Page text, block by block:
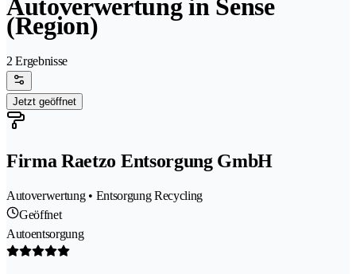
Autoverwertung in Sense
(Region)
2 Ergebnisse
Jetzt geöffnet
Firma Raetzo Entsorgung GmbH
Autoverwertung • Entsorgung Recycling
Geöffnet
Autoentsorgung